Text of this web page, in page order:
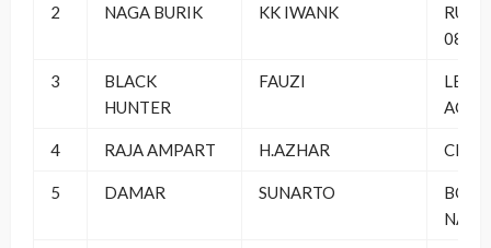
2 NAGA BURIK KK IWANK
08
3
BLACK
HUNTER
FAUZI
4 RAJA AMPART H.AZHAR
5 DAMAR SUNARTO